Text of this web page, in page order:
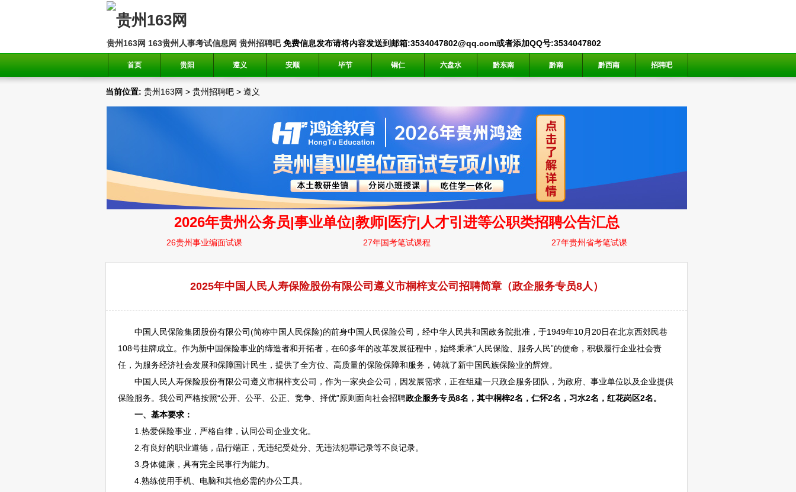
贵州163网 163贵州人事考试信息网 贵州招聘吧免费信息发布请将内容发送到邮箱:3534047802@qq.com或者添加QQ号:3534047802
首页 贵阳 遵义 安顺 毕节 铜仁 六盘水 黔东南 黔南 黔西南 招聘吧
当前位置: 贵州163网 > 贵州招聘吧 > 遵义
2025年中国人民人寿保险股份有限公司遵义市桐梓支公司招聘简章（政企服务专员8人）
中国人民保险集团股份有限公司(简称中国人民保险)的前身中国人民保险公司，经中华人民共和国政务院批准，于1949年10月20日在北京西郊民巷
108号挂牌成立。作为新中国保险事业的缔造者和开拓者，在60多年的改革发展征程中，始终秉承“人民保险、服务人民”的使命，积极履行企业社会责
任，为服务经济社会发展和保障国计民生，提供了全方位、高质量的保险保障和服务，铸就了新中国民族保险业的辉煌。
中国人民人寿保险股份有限公司遵义市桐梓支公司，作为一家央企公司，因发展需求，正在组建一只政企服务团队，为政府、 事业单位以及企业提供
保险服务。我公司严格按照“公开、公平、公正、竞争、择优”原则面向社会招聘政企服务专员8名， 其中桐梓2名， 仁怀2名， 习水2名， 红花岗区2名。
一、基本要求：
1.热爱保险事业，严格自律，认同公司企业文化。
2.有良好的职业道德，品行端正，无违纪受处分、无违法犯罪记录等不良记录。
3.身体健康，具有完全民事行为能力。
4.熟练使用手机、电脑和其他必需的办公工具。